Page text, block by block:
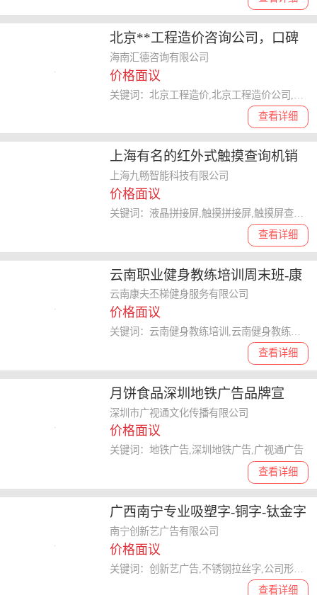
北京**工程造价咨询公司，口碑
推荐
海南汇德咨询有限公司
价格面议
查看详细
上海有名的红外式触摸查询机销
售商
上海九畅智能科技有限公司
价格面议
查看详细
云南职业健身教练培训周末班-康
夫丕梯就业**
云南康夫丕梯健身服务有限公司
价格面议
查看详细
关键词：云南健身教练培训,云南健身教练培训周末班,云南职业健身教练培训
月饼食品深圳地铁广告品牌宣
传，你get哪一款
深圳市广视通文化传播有限公司
价格面议
查看详细
关键词：地铁广告,深圳地铁广告,广视通广告
广西南宁专业吸塑字-铜字-钛金字
厂家创新艺广告
南宁创新艺广告有限公司
价格面议
查看详细